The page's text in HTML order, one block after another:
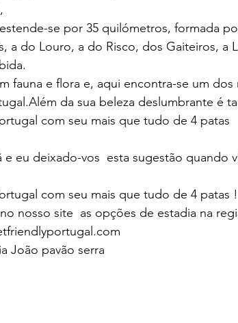
se por 35 quilómetros, formada
a do Louro, a do Risco, dos Gaiteiros, a
fauna e flora e, aqui encontra-se um
da sua beleza deslumbrante é
com seu mais que tudo de 4 patas
e eu deixado-vos  esta sugestão quando
com seu mais que tudo de 4 patas !
nosso site  as opções de estadia na
João pavão serra